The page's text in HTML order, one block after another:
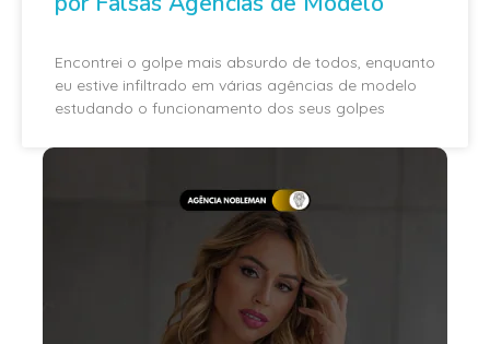
Encontrei o golpe mais absurdo de todos, enquanto
eu estive infiltrado em várias agências de modelo
estudando o funcionamento dos seus golpes